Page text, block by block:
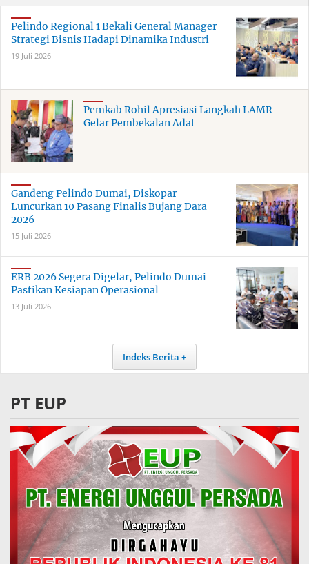
Pelindo Regional 1 Bekali General Manager
Strategi Bisnis Hadapi Dinamika Industri
19 Juli 2026
Pemkab Rohil Apresiasi Langkah LAMR
Gelar Pembekalan Adat
Gandeng Pelindo Dumai, Diskopar
Luncurkan 10 Pasang Finalis Bujang Dara
2026
15 Juli 2026
ERB 2026 Segera Digelar, Pelindo Dumai
Pastikan Kesiapan Operasional
13 Juli 2026
Indeks Berita
PT EUP